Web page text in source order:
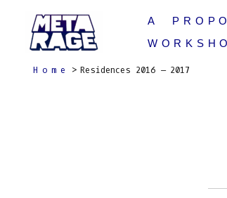
content
A
Home Residences 2016 – 2017